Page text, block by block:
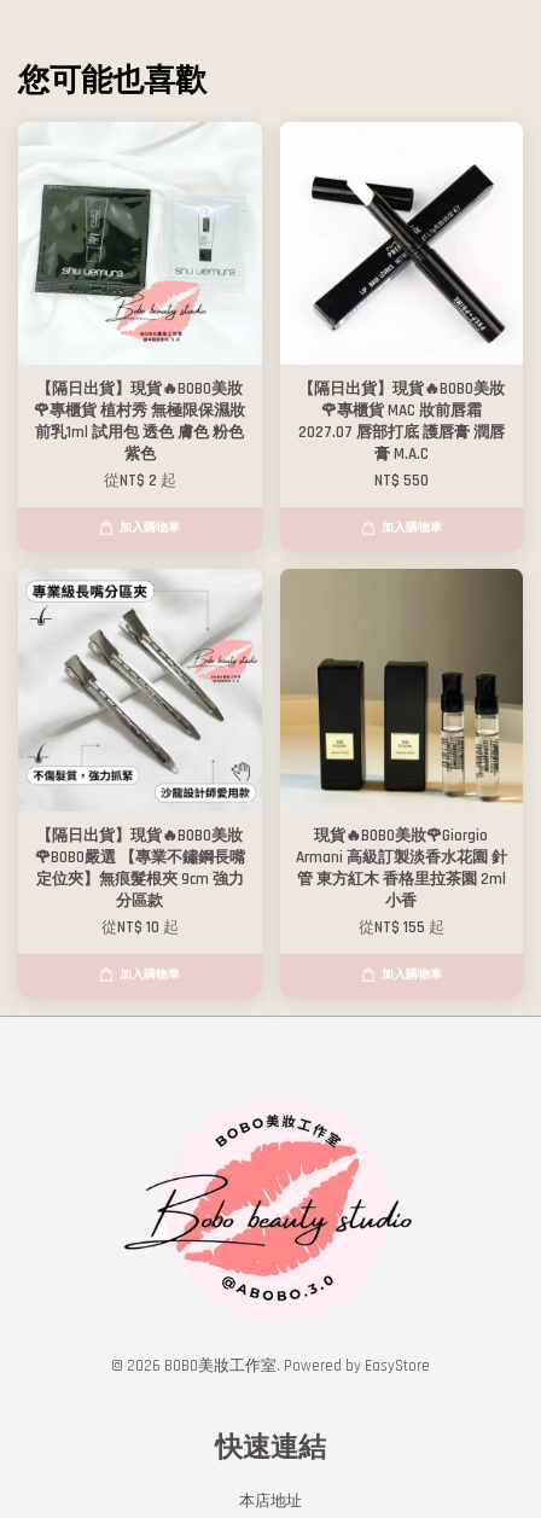
您可能也喜歡
【隔日出貨】現貨🔥BOBO美妝
🌹專櫃貨 植村秀 無極限保濕妝
前乳1ml 試用包 透色 膚色 粉色
紫色
從NT$ 2 起
加入購物車
【隔日出貨】現貨🔥BOBO美妝
🌹專櫃貨 MAC 妝前唇霜
2027.07 唇部打底 護唇膏 潤唇
膏 M.A.C
NT$ 550
加入購物車
【隔日出貨】現貨🔥BOBO美妝
🌹BOBO嚴選 【專業不鏽鋼長嘴
定位夾】無痕髮根夾 9cm 強力
分區款
從NT$ 10 起
加入購物車
現貨🔥BOBO美妝🌹Giorgio
Armani 高級訂製淡香水花園 針
管 東方紅木 香格里拉茶園 2ml
小香
從NT$ 155 起
加入購物車
© 2026 BOBO美妝工作室. Powered by EasyStore
快速連結
本店地址